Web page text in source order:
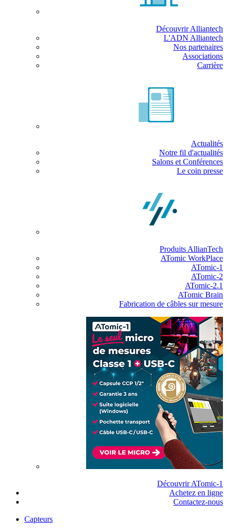
Découvrir Alliantech
L'ADN Alliantech
Nos partenaires
Associations
Carrière
Actualités
Notre fil d'actualités
Salons et Conférences
Le coin presse
Produits AllianTech
ATomic WorkPlace
ATomic-1
ATomic-2
ATomic-2.1
ATomic Brain
Fabrication de câbles sur mesure
Découvrir ATomic-1
Achetez en ligne
Contactez-nous
Capteurs